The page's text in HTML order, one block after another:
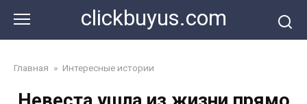
контенту
clickbuyus.com
Главная » Интересные истории